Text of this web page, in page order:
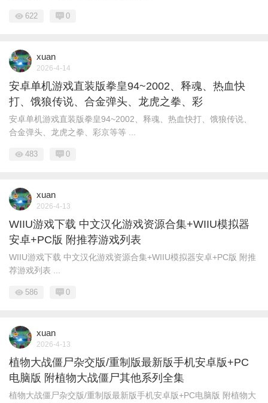
622 0
xuan
2026-4-14
安卓单机游戏直装版拳皇94~2002、释魂、热血快
打、饿狼传说、合金弹头、龙虎之拳、彩
安卓单机游戏直装版拳皇94~2002、释魂、热血快打、饿狼传说、
合金弹头、龙虎之拳、彩京等等 ...
483 0
xuan
2026-4-13
WIIU游戏下载 中文汉化游戏资源合集+WIIU模拟器
安卓+PC版 附推荐游戏列表
WIIU游戏下载 中文汉化游戏资源合集+WIIU模拟器安卓+PC版 附推
荐游戏列表 ...
586 0
xuan
2026-4-13
植物大战僵尸杂交版/重制版最新版手机安卓版+PC
电脑版 附植物大战僵尸其他系列全集
植物大战僵尸杂交版/重制版最新版手机安卓版+PC电脑版 附植物大